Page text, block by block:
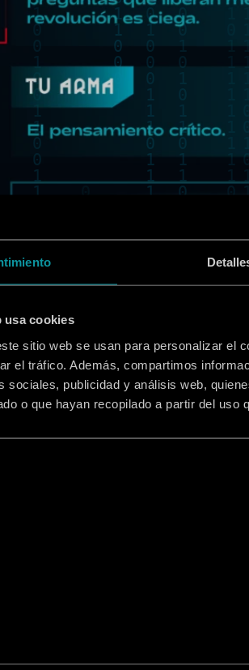
usa cookies
sitio web se usan para personalizar el
el tráfico. Además, compartimos
sociales, publicidad y análisis web,
o que hayan recopilado a partir del uso
resultado y compártelo con
amenaza compartida es
más en el sistema.